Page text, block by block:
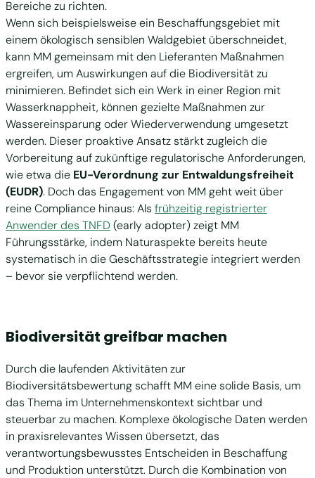
Bereiche zu richten.
Wenn sich beispielsweise ein Beschaffungsgebiet mit
einem ökologisch sensiblen Waldgebiet überschneidet,
kann MM gemeinsam mit den Lieferanten Maßnahmen
ergreifen, um Auswirkungen auf die Biodiversität zu
minimieren. Befindet sich ein Werk in einer Region mit
Wasserknappheit, können gezielte Maßnahmen zur
Wassereinsparung oder Wiederverwendung umgesetzt
werden. Dieser proaktive Ansatz stärkt zugleich die
Vorbereitung auf zukünftige regulatorische Anforderungen,
wie etwa die EU-Verordnung zur Entwaldungsfreiheit
(EUDR). Doch das Engagement von MM geht weit über
reine Compliance hinaus: Als frühzeitig registrierter
Anwender des TNFD(early adopter) zeigt MM
Führungsstärke, indem Naturaspekte bereits heute
systematisch in die Geschäftsstrategie integriert werden
– bevor sie verpflichtend werden.
Biodiversität greifbar machen
Durch die laufenden Aktivitäten zur
Biodiversitätsbewertung schafft MM eine solide Basis, um
das Thema im Unternehmenskontext sichtbar und
steuerbar zu machen. Komplexe ökologische Daten werden
in praxisrelevantes Wissen übersetzt, das
verantwortungsbewusstes Entscheiden in Beschaffung
und Produktion unterstützt. Durch die Kombination von